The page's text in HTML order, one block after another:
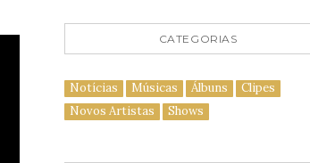
CATEGORIAS
Notícias Músicas Álbuns
Clipes
Novos Artistas
Shows